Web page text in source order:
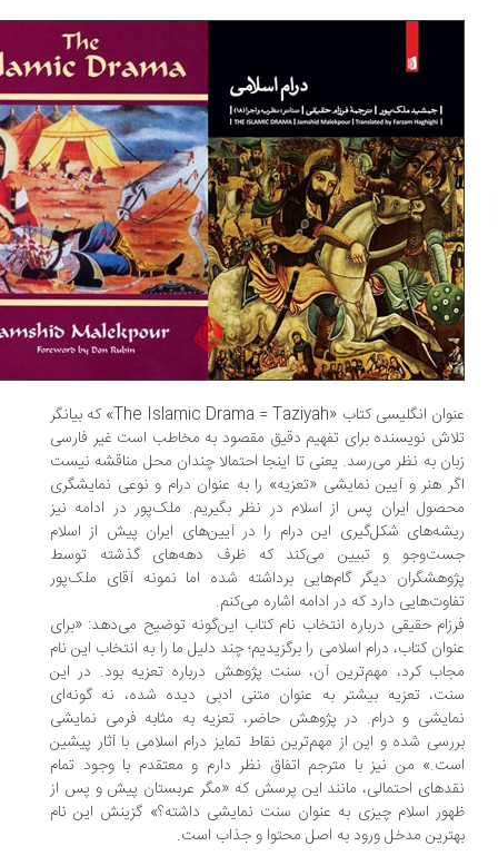
عنوان انگلیسی کتاب «The Islamic Drama = Taziyah» که بیانگر
نویسنده برای تفهیم دقیق مقصود به مخاطب است غیر فارسی
به نظر می‌رسد. یعنی تا اینجا احتمالا چندان محل مناقشه نیست
هنر و آیین نمایشی «تعزیه» را به عنوان درام و نوعی نمایشگری
ایران پس از اسلام در نظر بگیریم. ملک‌پور در ادامه نیز
شکل‌گیری این درام را در آیین‌های ایران پیش از اسلام
و تبیین می‌کند که ظرف دهه‌های گذشته توسط
دیگر گام‌هایی برداشته شده اما نمونه‌ آقای ملک‌پور
دارد که در ادامه اشاره می‌کنم.
حقیقی درباره انتخاب نام کتاب این‌گونه توضیح می‌دهد: «برای
کتاب، درام اسلامی را برگزیدیم؛ چند دلیل ما را به انتخاب این نام
کرد، مهم‌ترین آن، سنت پژوهش درباره تعزیه بود. در این
تعزیه بیشتر به عنوان متنی ادبی دیده شده، نه گونه‌ای
و درام. در پژوهش حاضر، تعزیه به مثابه فرمی نمایشی
شده و این از مهم‌ترین نقاط تمایز درام اسلامی با آثار پیشین
من نیز با مترجم اتفاق نظر دارم و معتقدم با وجود تمام
احتمالی، مانند این پرسش که «مگر عربستان پیش و پس از
اسلام چیزی به عنوان سنت نمایشی داشته؟» گزینش این نام
مدخل ورود به اصل محتوا و جذاب است.